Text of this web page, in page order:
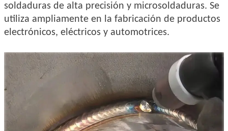
soldaduras de alta precisión y microsoldaduras. Se
utiliza ampliamente en la fabricación de productos
electrónicos, eléctricos y automotrices.